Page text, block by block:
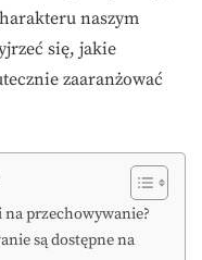
naszym
się, jakie
zaaranżować
na przechowywanie?
są dostępne na